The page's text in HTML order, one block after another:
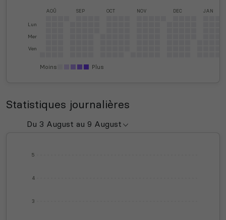
Lun
Mer
Ven
AOÛ SEP OCT NOV DEC JAN
Moins Plus
Statistiques journalières
3
4
5